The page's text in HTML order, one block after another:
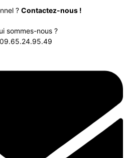
? Contactez-nous !
sommes-nous ?
09.65.24.95.49